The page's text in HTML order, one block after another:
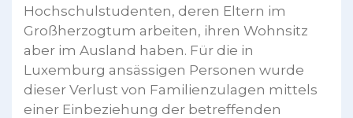
Hochschulstudenten, deren Eltern im
Großherzogtum arbeiten, ihren Wohnsitz
aber im Ausland haben. Für die in
Luxemburg ansässigen Personen wurde
dieser Verlust von Familienzulagen mittels
einer Einbeziehung der betreffenden